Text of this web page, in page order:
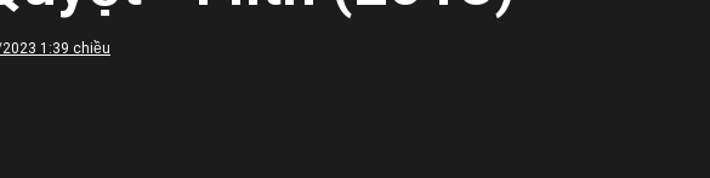
1:39 chiều